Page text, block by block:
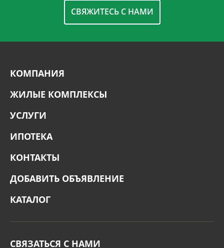
СВЯЖИТЕСЬ С НАМИ
КОМПАНИЯ
ЖИЛЫЕ КОМПЛЕКСЫ
УСЛУГИ
ИПОТЕКА
КОНТАКТЫ
ДОБАВИТЬ ОБЪЯВЛЕНИЕ
КАТАЛОГ
СВЯЗАТЬСЯ С НАМИ